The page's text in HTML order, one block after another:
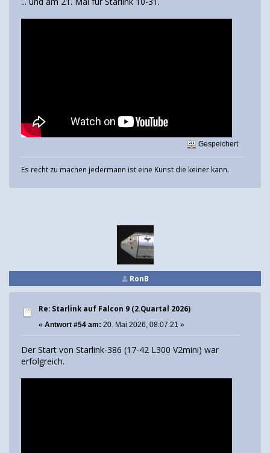
Gespeichert
Es recht zu machen jedermann ist eine Kunst die keiner kann.
RonB
Re: Starlink auf Falcon 9 (2.Quartal 2026)
« Antwort #54 am: 20. Mai 2026, 08:07:21 »
Der Start von Starlink-386 (17-42 L300 V2mini) war
erfolgreich.